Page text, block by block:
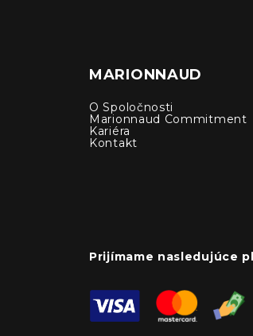
MARIONNAUD
O Spoločnosti
Marionnaud Commitment
Kariéra
Kontakt
Prijímame nasledujúce